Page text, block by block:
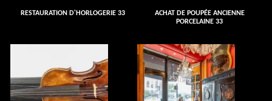
RESTAURATION D'HORLOGERIE 33
ACHAT DE POUPÉE ANCIENNE
PORCELAINE 33